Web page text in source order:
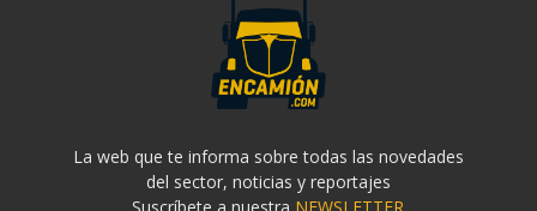
La web que te informa sobre todas las novedades
del sector, noticias y reportajes